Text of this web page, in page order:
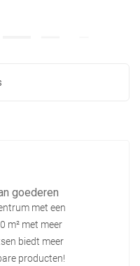
goederen
met een
m² met meer
biedt meer
producten!